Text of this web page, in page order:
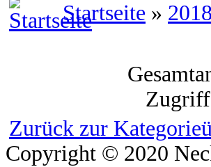
Startseite » 2018
Zurück zur
Copyright © 2020